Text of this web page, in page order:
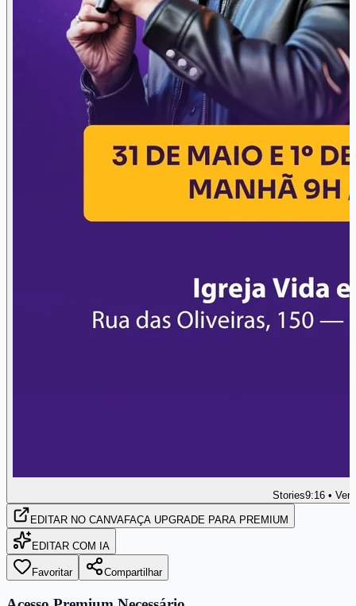
Stories9:16 •
EDITAR NO CANVAFAÇA UPGRADE PARA PREMIUM
EDITAR COM IA
Favoritar Compartilhar